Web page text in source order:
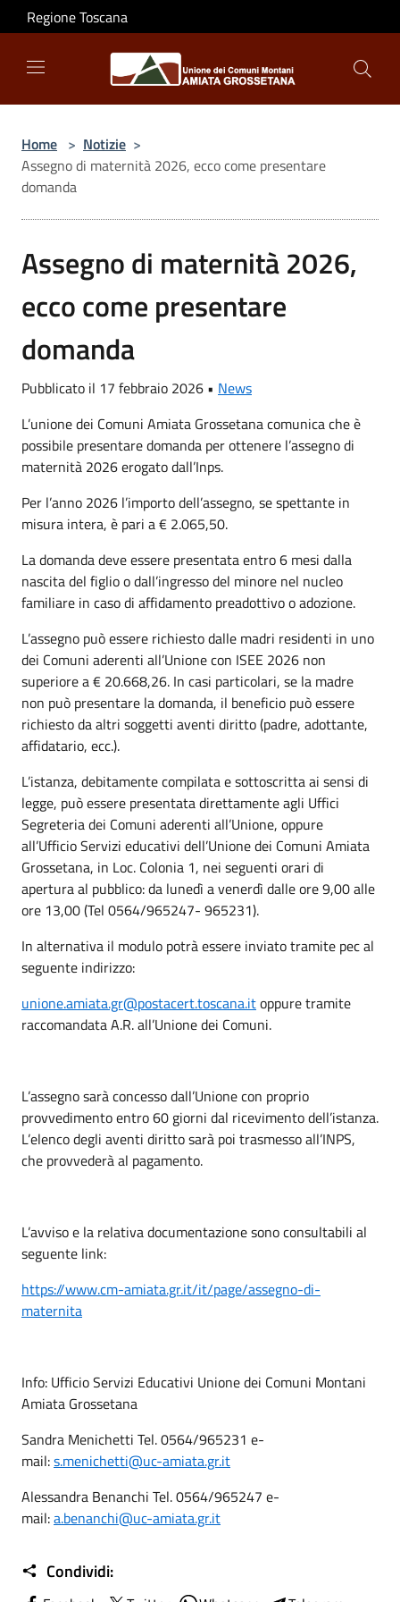
Salta al contenuto principale
Regione Toscana
Home > Notizie >
Assegno di maternità 2026, ecco come presentare
domanda
Assegno di maternità 2026,
ecco come presentare
domanda
Pubblicato il 17 febbraio 2026 • News
L’unionedei Comuni Amiata Grossetana comunica che è
possibile presentare domanda per ottenere l’assegno di
maternità 2026 erogato dall’Inps.
Per l’anno 2026 l’importo dell’assegno, se spettante in
misura intera, è pari a € 2.065,50.
La domanda deve essere presentata entro 6 mesi dalla
nascita del figlio o dall’ingresso del minore nel nucleo
familiare in caso di affidamento preadottivo o adozione.
L’assegno può essere richiesto dalle madri residenti in uno
dei Comuni aderenti all’Unionecon ISEE 2026 non
superiore a € 20.668,26. In casi particolari, se la madre
non può presentare la domanda, il beneficio può essere
richiesto da altri soggetti aventi diritto (padre, adottante,
affidatario, ecc.).
L’istanza, debitamente compilata e sottoscritta ai sensi di
legge, può essere presentata direttamente agli Uffici
Segreteria dei Comuni aderenti all’Unione, oppure
all’Ufficio Servizi educativi dell’Unionedei Comuni Amiata
Grossetana, in Loc. Colonia 1, nei seguenti orari di
apertura al pubblico: da lunedì a venerdì dalle ore 9,00 alle
ore 13,00 (Tel 0564/965247- 965231).
In alternativa il modulo potrà essere inviato tramite pec al
seguente indirizzo:
unione.amiata.gr@postacert.toscana.itoppure tramite
raccomandata A.R. all’Unionedei Comuni.
L’assegno sarà concesso dall’Unionecon proprio
provvedimento entro 60 giorni dal ricevimento dell’istanza.
L’elenco degli aventi diritto sarà poi trasmesso all’INPS,
che provvederà al pagamento.
L’avviso e la relativa documentazione sono consultabili al
seguente link:
https://www.cm-amiata.gr.it/it/page/assegno-di-
maternita
Info: Ufficio Servizi Educativi Unionedei Comuni Montani
Amiata Grossetana
Sandra Menichetti Tel. 0564/965231 e-
mail:s.menichetti@uc-amiata.gr.it
Alessandra Benanchi Tel. 0564/965247 e-
mail:a.benanchi@uc-amiata.gr.it
Condividi: